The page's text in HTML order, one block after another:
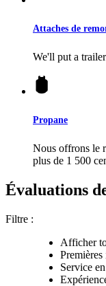
Attaches de
We'll put a
Propane
Nous offrons le
plus de 1 500
Évaluations
Filtre :
Afficher
Service